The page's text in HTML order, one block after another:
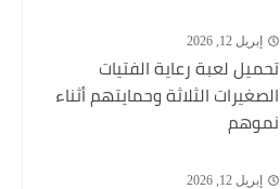
إبريل 12, 2026
تحميل لعبة رعاية الفتيات
الصغيرات الثلاثة وحمايتهم أثناء
نموهم
إبريل 12, 2026